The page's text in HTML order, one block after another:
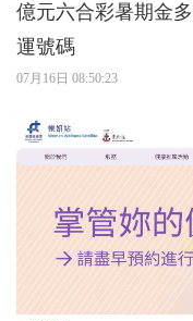
億元六合彩暑期金
運號碼
07月16日 08:50:23